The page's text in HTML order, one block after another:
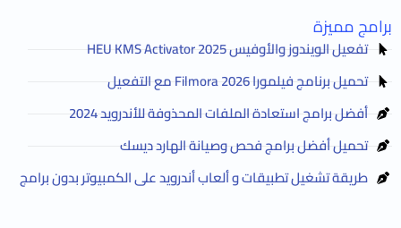
برامج مميزة
تفعيل الويندوز والأوفيس HEU KMS Activator 2025
تحميل برنامج فيلمورا Filmora 2026 مع التفعيل
أفضل برامج استعادة الملفات المحذوفة للأندرويد 2024
تحميل أفضل برامج فحص وصيانة الهارد ديسك
طريقة تشغيل تطبيقات و ألعاب أندرويد على الكمبيوتر بدون برامج